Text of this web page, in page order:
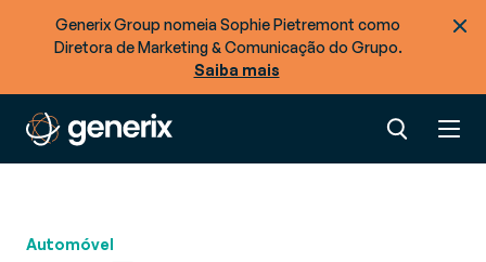
Generix Group nomeia Sophie Pietremont como
Diretora de Marketing & Comunicação do Grupo.
Saiba mais
Automóvel